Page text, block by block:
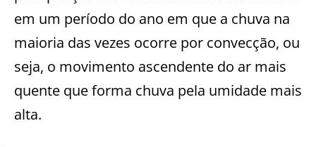
em um período do ano em que a chuva na
maioria das vezes ocorre por convecção, ou
seja, o movimento ascendente do ar mais
quente que forma chuva pela umidade mais
alta.